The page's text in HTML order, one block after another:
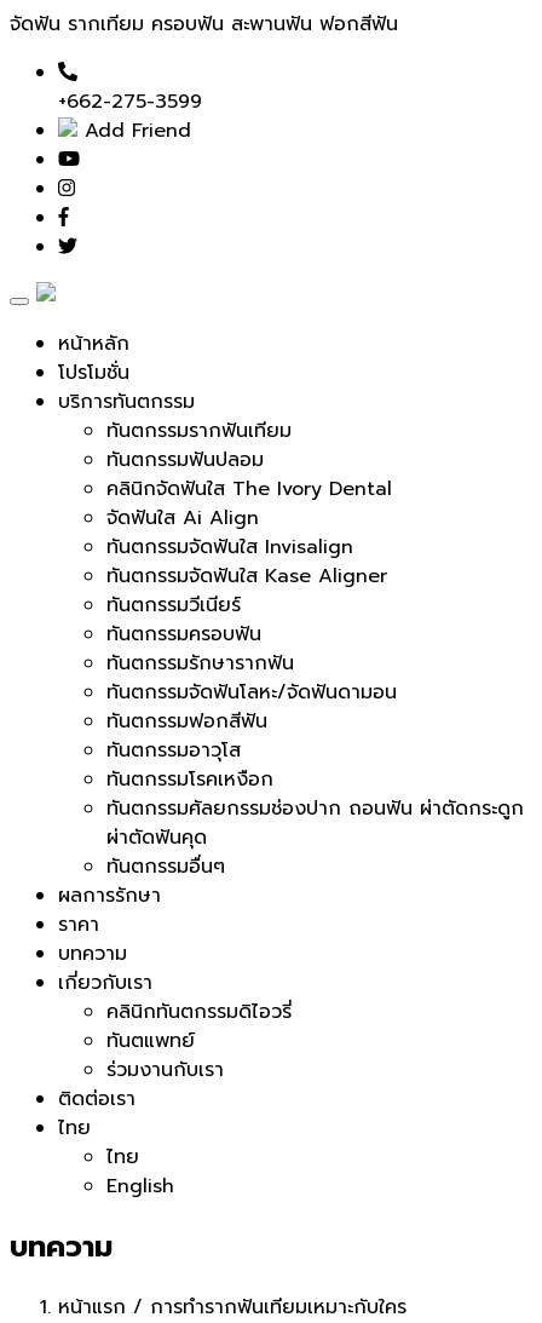
จัดฟัน รากเทียม ครอบฟัน สะพานฟัน ฟอกสีฟัน
+662-275-3599
Add Friend
Toggle
หน้าหลัก
โปรโมชั่น
บริการทันตกรรม
ทันตกรรมรากฟันเทียม
ทันตกรรมฟันปลอม
คลินิกจัดฟันใส The Ivory Dental
จัดฟันใส Ai Align
ทันตกรรมจัดฟันใส Invisalign
ทันตกรรมจัดฟันใส Kase Aligner
ทันตกรรมวีเนียร์
ทันตกรรมครอบฟัน
ทันตกรรมรักษารากฟัน
ทันตกรรมจัดฟันโลหะ/จัดฟันดามอน
ทันตกรรมฟอกสีฟัน
ทันตกรรมอาวุโส
ทันตกรรมโรคเหงือก
ทันตกรรมศัลยกรรมช่องปาก ถอนฟัน ผ่าตัดกระดูก
ผ่าตัดฟันคุด
ทันตกรรมอื่นๆ
ผลการรักษา
ราคา
บทความ
เกี่ยวกับเรา
คลินิกทันตกรรมดิไอวรี่
ทันตแพทย์
ร่วมงานกับเรา
ติดต่อเรา
ไทย
ไทย
English
บทความ
หน้าแรก / การทำรากฟันเทียมเหมาะกับใคร